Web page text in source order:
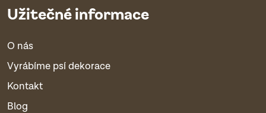
Užitečné informace
O nás
Vyrábíme psí dekorace
Kontakt
Blog